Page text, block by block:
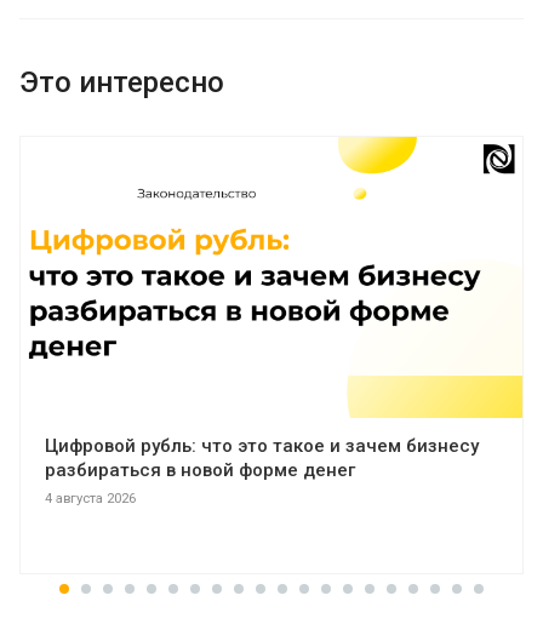
Это интересно
Цифровой рубль: что это такое и зачем бизнесу
разбираться в новой форме денег
4 августа 2026